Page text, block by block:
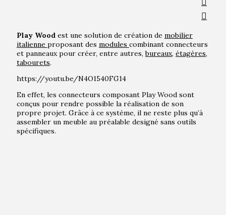
Play Woodest une solution de création de mobilier
italienne proposant des modules combinant connecteurs
et panneaux pour créer, entre autres,bureaux, étagères,
tabourets.
https://youtu.be/N4O1540FG14
En effet, les connecteurs composant Play Wood sont
conçus pour rendre possible la réalisation de son
propre projet. Grâce à ce système, il ne reste plus qu’à
assembler un meuble au préalable designé sans outils
spécifiques.